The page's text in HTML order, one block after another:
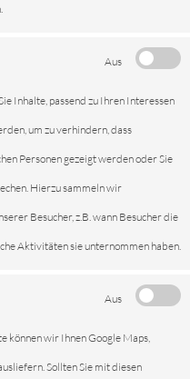
Aus
Inhalte, passend zu Ihren Interessen
um zu verhindern, dass
Personen gezeigt werden oder Sie
Hierzu sammeln wir
Besucher, z.B. wann Besucher die
Aktivitäten sie unternommen haben.
Aus
können wir Ihnen Google Maps,
Sollten Sie mit diesen